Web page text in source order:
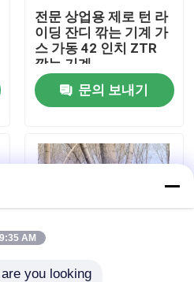
전문 상업용 제로 턴 라
이딩 잔디 깎는 기계 가
스 가동 42 인치 ZTR
깎는 기계
문의 보내기
9:35 AM
you looking